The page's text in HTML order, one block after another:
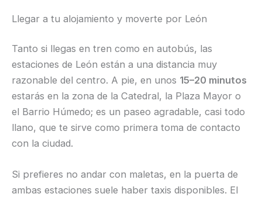
Llegar a tu alojamiento y moverte por León
Tanto si llegas en tren como en autobús, las
estaciones de León están a una distancia muy
razonable del centro. A pie, en unos 15–20 minutos
estarás en la zona de la Catedral, la Plaza Mayor o
el Barrio Húmedo; es un paseo agradable, casi todo
llano, que te sirve como primera toma de contacto
con la ciudad.
Si prefieres no andar con maletas, en la puerta de
ambas estaciones suele haber taxis disponibles. El